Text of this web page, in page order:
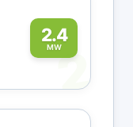
2.4
MW2